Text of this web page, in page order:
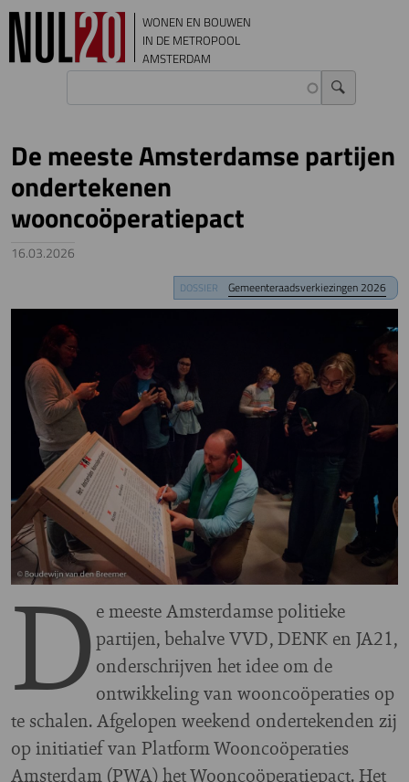
Overslaan en naar de inhoud gaan
WONEN EN BOUWEN
IN DE METROPOOL
AMSTERDAM
De meeste Amsterdamse partijen
ondertekenen
wooncoöperatiepact
16.03.2026
DOSSIER Gemeenteraadsverkiezingen 2026
D e meeste Amsterdamse politieke
partijen, behalve VVD, DENK en JA21,
onderschrijven het idee om de
ontwikkeling van wooncoöperaties op
te schalen. Afgelopen weekend ondertekenden zij
op initiatief van Platform Wooncoöperaties
Amsterdam (PWA) het Wooncoöperatiepact. Het